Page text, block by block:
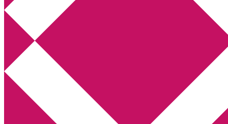
Annikas litteratur- och kulturblogg
Deckare, kriminalromaner, thrillers
Hem
Boktolva
Författarfemman
Kontakt